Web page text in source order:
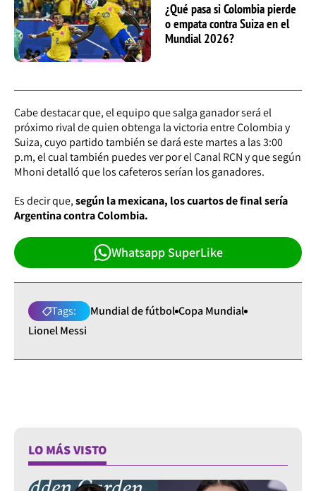
¿Qué pasa si Colombia pierde
o empata contra Suiza en el
Mundial 2026?
Cabe destacar que, el equipo que salga ganador será el
próximo rival de quien obtenga la victoria entre Colombia y
Suiza, cuyo partido también se dará este martes a las 3:00
p.m, el cual también puedes ver por el Canal RCN y que según
Mhoni detalló que los cafeteros serían los ganadores.
Es decir que,según la mexicana, los cuartos de final sería
Argentina contra Colombia.
Whatsapp SuperLike
Tags: Mundial de fútbol Copa Mundial
Lionel Messi
LO MÁS VISTO